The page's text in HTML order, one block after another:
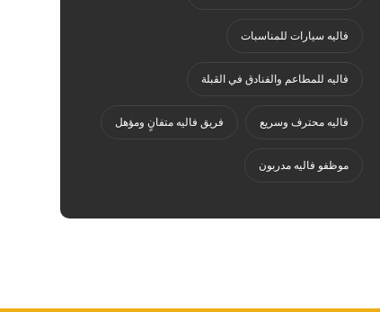
فاليه سيارات للمناسبات
فاليه للمطاعم والفنادق في القبلة
فاليه محترف وسريع فريق فاليه متفانٍ ومؤهل
موظفو فاليه مدربون